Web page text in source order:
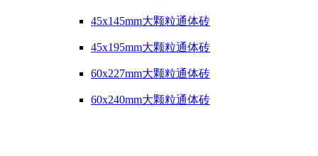
45x145mm大颗粒通体砖
45x195mm大颗粒通体砖
60x227mm大颗粒通体砖
60x240mm大颗粒通体砖